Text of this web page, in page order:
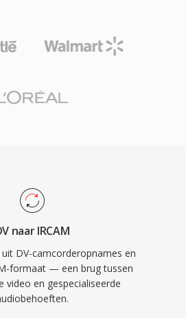
naar IRCAM
DV-camcorderopnames en
formaat — een brug tussen
video en gespecialiseerde